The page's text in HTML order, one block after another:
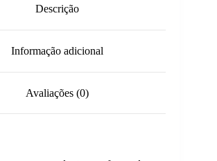
Descrição
Informação adicional
Avaliações (0)